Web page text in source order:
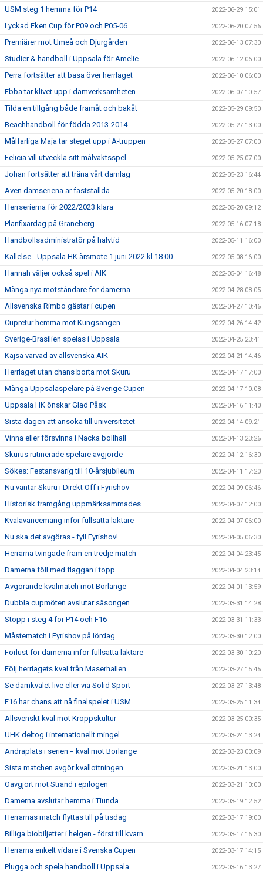
USM steg 1 hemma för P14 2022-06-29 15:01
Lyckad Eken Cup för P09 och P05-06 2022-06-20 07:56
Premiärer mot Umeå och Djurgården 2022-06-13 07:30
Studier & handboll i Uppsala för Amelie 2022-06-12 06:00
Perra fortsätter att basa över herrlaget 2022-06-10 06:00
Ebba tar klivet upp i damverksamheten 2022-06-07 10:57
Tilda en tillgång både framåt och bakåt 2022-05-29 09:50
Beachhandboll för födda 2013-2014 2022-05-27 13:00
Målfarliga Maja tar steget upp i A-truppen 2022-05-27 07:00
Felicia vill utveckla sitt målvaktsspel 2022-05-25 07:00
Johan fortsätter att träna vårt damlag 2022-05-23 16:44
Även damseriena är fastställda 2022-05-20 18:00
Herrserierna för 2022/2023 klara 2022-05-20 09:12
Planfixardag på Graneberg 2022-05-16 07:18
Handbollsadministratör på halvtid 2022-05-11 16:00
Kallelse - Uppsala HK årsmöte 1 juni 2022 kl 18.00 2022-05-08 16:00
Hannah väljer också spel i AIK 2022-05-04 16:48
Många nya motståndare för damerna 2022-04-28 08:05
Allsvenska Rimbo gästar i cupen 2022-04-27 10:46
Cupretur hemma mot Kungsängen 2022-04-26 14:42
Sverige-Brasilien spelas i Uppsala 2022-04-25 23:41
Kajsa värvad av allsvenska AIK 2022-04-21 14:46
Herrlaget utan chans borta mot Skuru 2022-04-17 17:00
Många Uppsalaspelare på Sverige Cupen 2022-04-17 10:08
Uppsala HK önskar Glad Påsk 2022-04-16 11:40
Sista dagen att ansöka till universitetet 2022-04-14 09:21
Vinna eller försvinna i Nacka bollhall 2022-04-13 23:26
Skurus rutinerade spelare avgjorde 2022-04-12 16:30
Sökes: Festansvarig till 10-årsjubileum 2022-04-11 17:20
Nu väntar Skuru i Direkt Off i Fyrishov 2022-04-09 06:46
Historisk framgång uppmärksammades 2022-04-07 12:00
Kvalavancemang inför fullsatta läktare 2022-04-07 06:00
Nu ska det avgöras - fyll Fyrishov! 2022-04-05 06:30
Herrarna tvingade fram en tredje match 2022-04-04 23:45
Damerna föll med flaggan i topp 2022-04-04 23:14
Avgörande kvalmatch mot Borlänge 2022-04-01 13:59
Dubbla cupmöten avslutar säsongen 2022-03-31 14:28
Stopp i steg 4 för P14 och F16 2022-03-31 11:33
Måstematch i Fyrishov på lördag 2022-03-30 12:00
Förlust för damerna inför fullsatta läktare 2022-03-30 10:20
Följ herrlagets kval från Maserhallen 2022-03-27 15:45
Se damkvalet live eller via Solid Sport 2022-03-27 13:48
F16 har chans att nå finalspelet i USM 2022-03-25 11:34
Allsvenskt kval mot Kroppskultur 2022-03-25 00:35
UHK deltog i internationellt mingel 2022-03-24 13:24
Andraplats i serien = kval mot Borlänge 2022-03-23 00:09
Sista matchen avgör kvallottningen 2022-03-21 13:00
Oavgjort mot Strand i epilogen 2022-03-21 10:00
Damerna avslutar hemma i Tiunda 2022-03-19 12:52
Herrarnas match flyttas till på tisdag 2022-03-17 19:00
Billiga biobiljetter i helgen - först till kvarn 2022-03-17 16:30
Herrarna enkelt vidare i Svenska Cupen 2022-03-17 14:15
Plugga och spela handboll i Uppsala 2022-03-16 13:27